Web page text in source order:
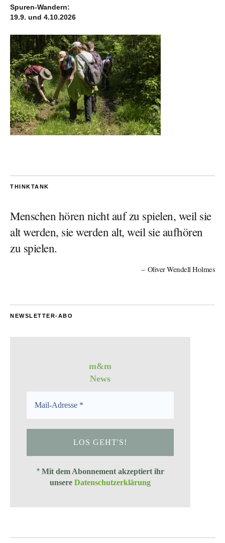
Spuren-Wandern:
19.9. und 4.10.2026
THINKTANK
Menschen hören nicht auf zu spielen, weil sie
alt werden, sie werden alt, weil sie aufhören
zu spielen.
Oliver Wendell Holmes
NEWSLETTER-ABO
m&m
News
* Mit dem Abonnement akzeptiert ihr
unsereDatenschutzerklärung